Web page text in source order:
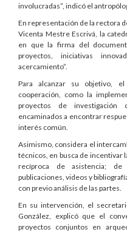
involucradas”, indicó el
En representación de la rectora
Vicenta Mestre Escrivá, la
en que la firma del
proyectos, iniciativas
acercamiento”.
Para alcanzar su objetivo,
cooperación, como la
proyectos de investigación
encaminados a encontrar
interés común.
Asimismo, considera el
técnicos, en busca de incentivar
recíproca de asistencia;
publicaciones, videos y
con previo análisis de las partes.
En su intervención, el
González, explicó que el
proyectos conjuntos en